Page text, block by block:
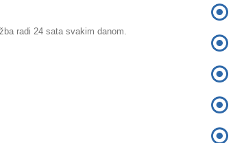
radi 24 sata svakim danom.